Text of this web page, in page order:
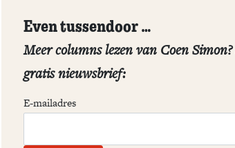
Even tussendoor …
Meer columns lezen van Coen
gratis nieuwsbrief:
E-mailadres